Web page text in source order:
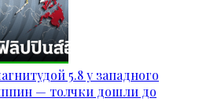
5.8 у западного
— толчки дошли до